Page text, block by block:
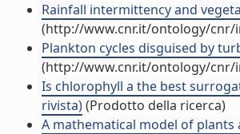
Rainfall intermittency and
(http://www.cnr.it/ontology/
Plankton cycles disguised by
(http://www.cnr.it/ontology/
Is chlorophyll a the best
rivista)(Prodotto della ricerca)
A mathematical model of plants